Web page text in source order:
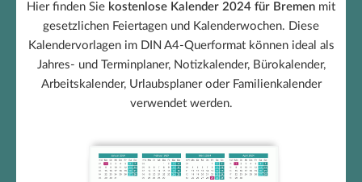
Hier finden Sie kostenlose Kalender 2024 für Bremen mit
gesetzlichen Feiertagen und Kalenderwochen. Diese
Kalendervorlagen im DIN A4-Querformat können ideal als
Jahres- und Terminplaner, Notizkalender, Bürokalender,
Arbeitskalender, Urlaubsplaner oder Familienkalender
verwendet werden.